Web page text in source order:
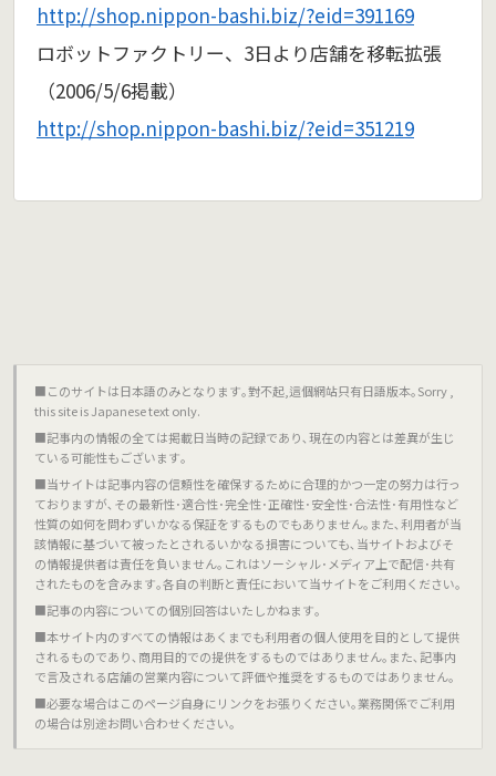
http://shop.nippon-bashi.biz/?eid=391169
ロボットファクトリー、3日より店舗を移転拡張
（2006/5/6掲載）
http://shop.nippon-bashi.biz/?eid=351219
■このサイトは日本語のみとなります｡對不起,這個網站只有日語版本｡Sorry ,
this site is Japanese text only.
■記事内の情報の全ては掲載日当時の記録であり､現在の内容とは差異が生じ
ている可能性もございます｡
■当サイトは記事内容の信頼性を確保するために合理的かつ一定の努力は行っ
ておりますが､その最新性･適合性･完全性･正確性･安全性･合法性･有用性など
性質の如何を問わずいかなる保証をするものでもありません｡また､利用者が当
該情報に基づいて被ったとされるいかなる損害についても､当サイトおよびそ
の情報提供者は責任を負いません｡これはソーシャル･メディア上で配信･共有
されたものを含みます｡各自の判断と責任において当サイトをご利用ください｡
■記事の内容についての個別回答はいたしかねます｡
■本サイト内のすべての情報はあくまでも利用者の個人使用を目的として提供
されるものであり､商用目的での提供をするものではありません｡また､記事内
で言及される店舗の営業内容について評価や推奨をするものではありません｡
■必要な場合はこのページ自身にリンクをお張りください｡業務関係でご利用
の場合は別途お問い合わせください｡